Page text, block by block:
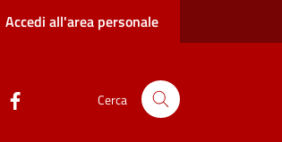
Accedi all'area personale
twitter Cerca